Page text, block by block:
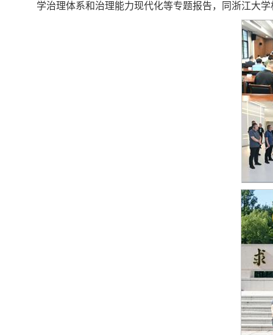
学治理体系和治理能力现代化等专题报告，同浙江大